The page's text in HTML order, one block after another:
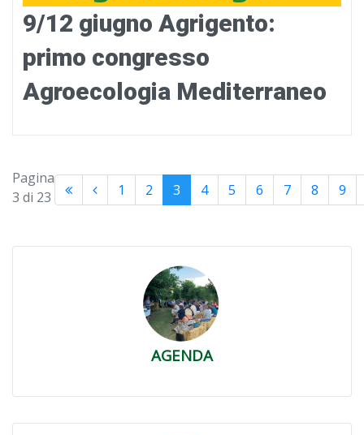
9/12 giugno Agrigento:
primo congresso
Agroecologia Mediterraneo
Pagina
3 di 23
1 2 3 4 5 6 7 8 9
AGENDA